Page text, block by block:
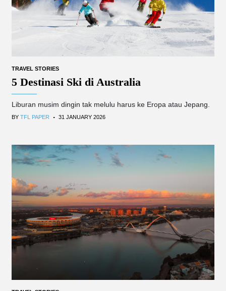
TRAVEL STORIES
5 Destinasi Ski di Australia
Liburan musim dingin tak melulu harus ke Eropa atau Jepang.
BY TFL PAPER . 31 JANUARY 2026